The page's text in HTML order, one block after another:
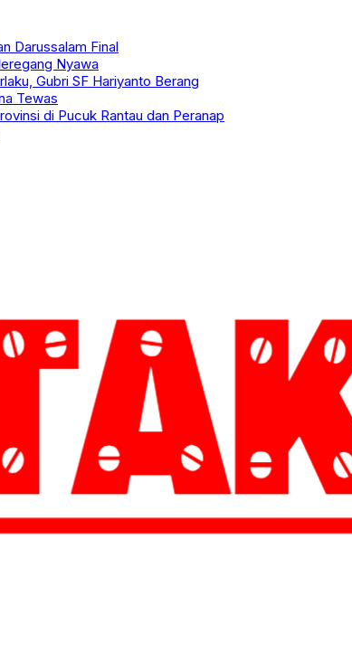
Darussalam Final
Nyawa
Gubri SF Hariyanto Berang
Tewas
di Pucuk Rantau dan Peranap